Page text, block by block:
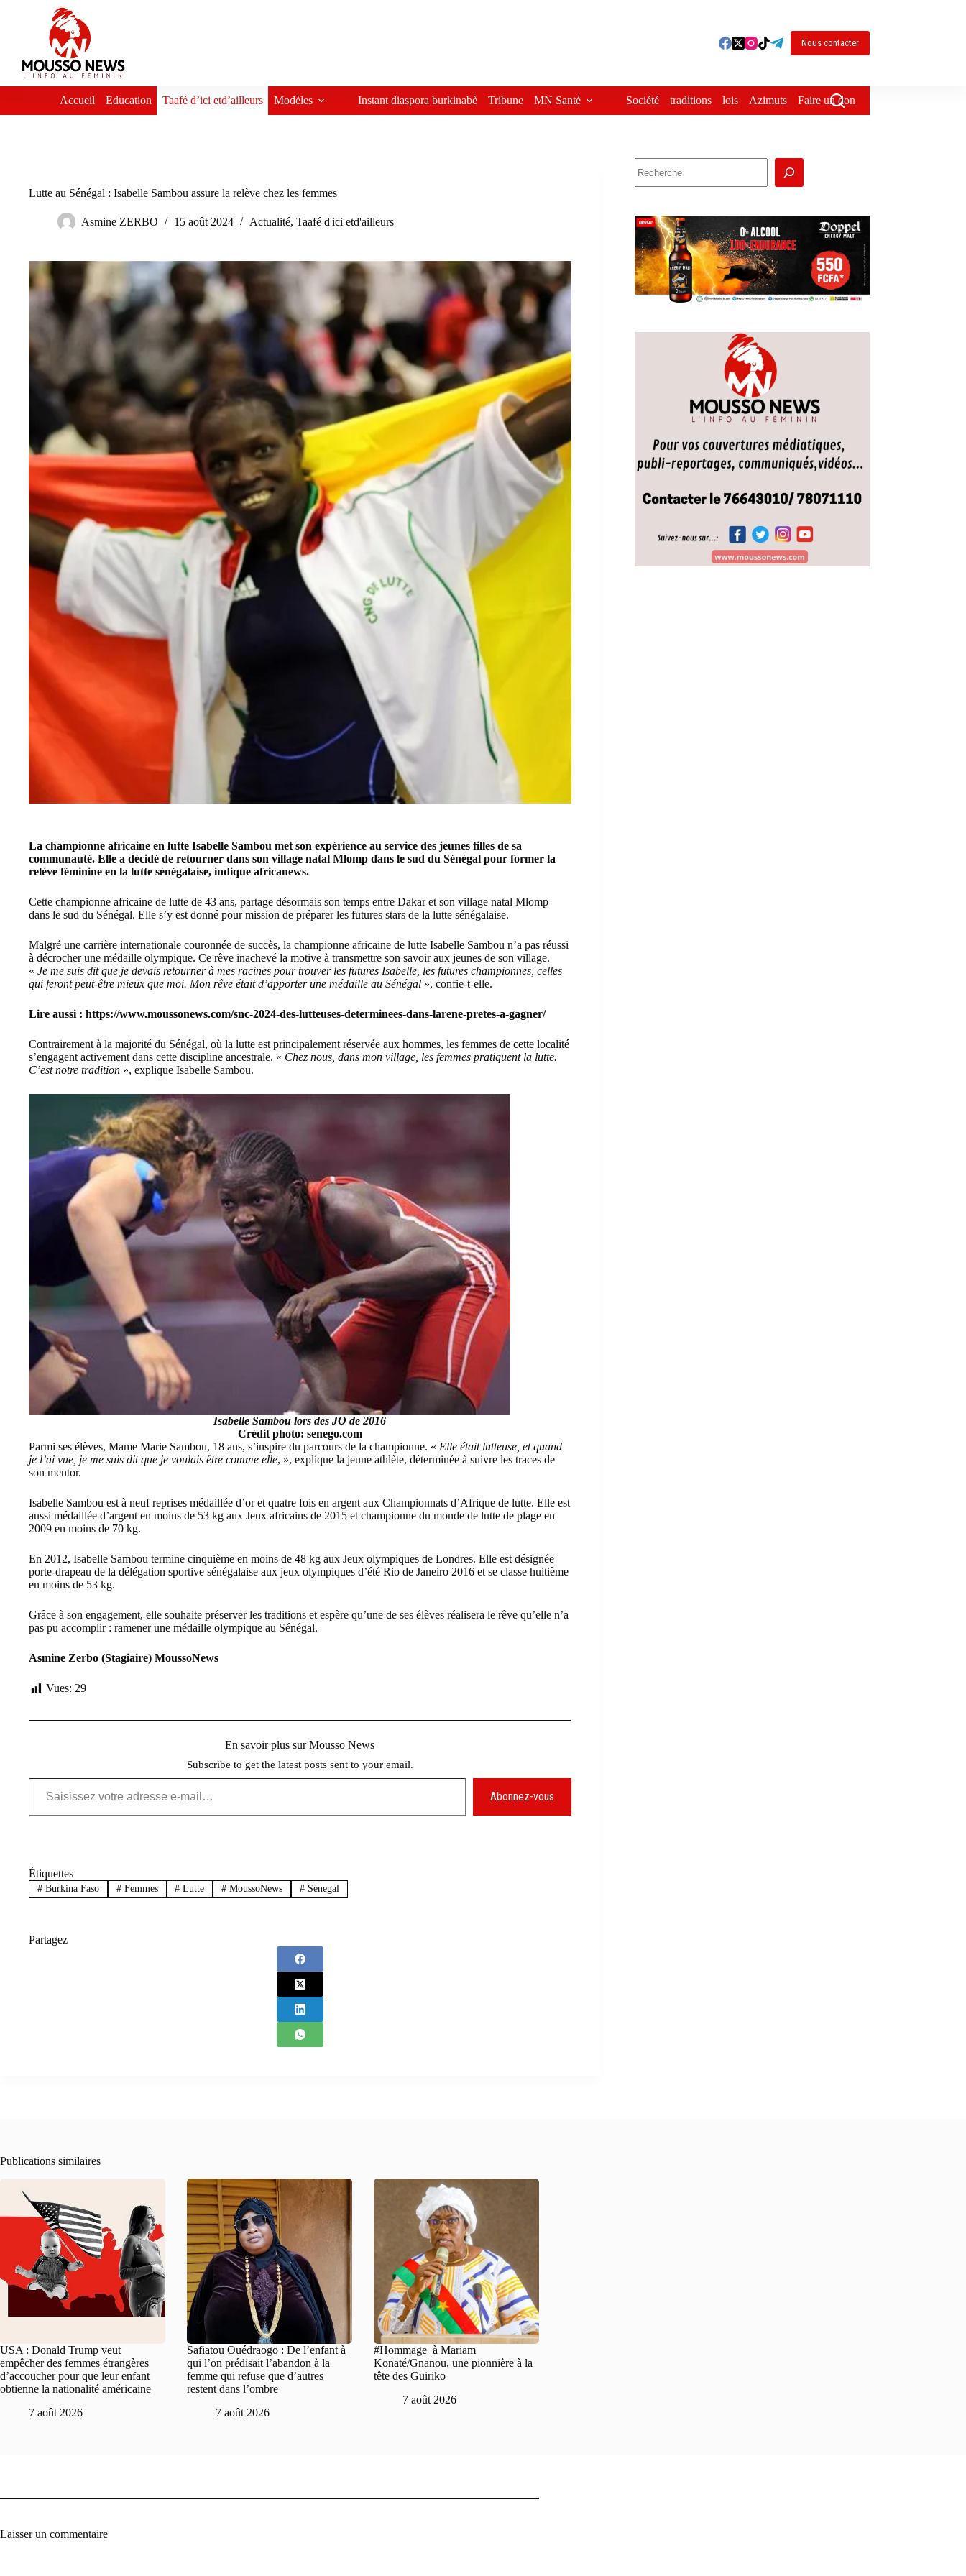
Nous contacter
Accueil Education Taafé d’ici etd’ailleurs Modèles Instant diaspora burkinabè Tribune MN Santé Société traditions lois Azimuts Faire un don
Lutte au Sénégal : Isabelle Sambou assure la relève chez les femmes
Asmine ZERBO 15 août 2024 Actualité, Taafé d'ici etd'ailleurs
La championne africaine en lutte Isabelle Sambou met son expérience au service des jeunes filles de sa
communauté. Elle a décidé de retourner dans son village natal Mlomp dans le sud du Sénégal pour former la
relève féminine en la lutte sénégalaise, indique africanews.
Cette championne africaine de lutte de 43 ans, partage désormais son temps entre Dakar et son village natal Mlomp
dans le sud du Sénégal. Elle s’y est donné pour mission de préparer les futures stars de la lutte sénégalaise.
Malgré une carrière internationale couronnée de succès, la championne africaine de lutte Isabelle Sambou n’a pas réussi
à décrocher une médaille olympique. Ce rêve inachevé la motive à transmettre son savoir aux jeunes de son village.
« Je me suis dit que je devais retourner à mes racines pour trouver les futures Isabelle, les futures championnes, celles
qui feront peut-être mieux que moi. Mon rêve était d’apporter une médaille au Sénégal », confie-t-elle.
Lire aussi : https://www.moussonews.com/snc-2024-des-lutteuses-determinees-dans-larene-pretes-a-gagner/
Contrairement à la majorité du Sénégal, où la lutte est principalement réservée aux hommes, les femmes de cette localité
s’engagent activement dans cette discipline ancestrale. « Chez nous, dans mon village, les femmes pratiquent la lutte.
C’est notre tradition », explique Isabelle Sambou.
Isabelle Sambou lors des JO de 2016
Crédit photo: senego.com
Parmi ses élèves, Mame Marie Sambou, 18 ans, s’inspire du parcours de la championne. « Elle était lutteuse, et quand
je l’ai vue, je me suis dit que je voulais être comme elle, », explique la jeune athlète, déterminée à suivre les traces de
son mentor.
Isabelle Sambou est à neuf reprises médaillée d’or et quatre fois en argent aux Championnats d’Afrique de lutte. Elle est
aussi médaillée d’argent en moins de 53 kg aux Jeux africains de 2015 et championne du monde de lutte de plage en
2009 en moins de 70 kg.
En 2012, Isabelle Sambou termine cinquième en moins de 48 kg aux Jeux olympiques de Londres. Elle est désignée
porte-drapeau de la délégation sportive sénégalaise aux jeux olympiques d’été Rio de Janeiro 2016 et se classe huitième
en moins de 53 kg.
Grâce à son engagement, elle souhaite préserver les traditions et espère qu’une de ses élèves réalisera le rêve qu’elle n’a
pas pu accomplir : ramener une médaille olympique au Sénégal.
Asmine Zerbo (Stagiaire) MoussoNews
Vues: 29
En savoir plus sur Mousso News
Subscribe to get the latest posts sent to your email.
Saisissez votre adresse e-mail…
Abonnez-vous
Étiquettes
#Burkina Faso #Femmes # Lutte # MoussoNews # Sénegal
Partagez
Publications similaires
USA : Donald Trump veut
empêcher des femmes étrangères
d’accoucher pour que leur enfant
obtienne la nationalité américaine
7 août 2026
Safiatou Ouédraogo : De l’enfant à
qui l’on prédisait l’abandon à la
femme qui refuse que d’autres
restent dans l’ombre
7 août 2026
#Hommage_à Mariam
Konaté/Gnanou, une pionnière à la
tête des Guiriko
7 août 2026
Laisser un commentaire